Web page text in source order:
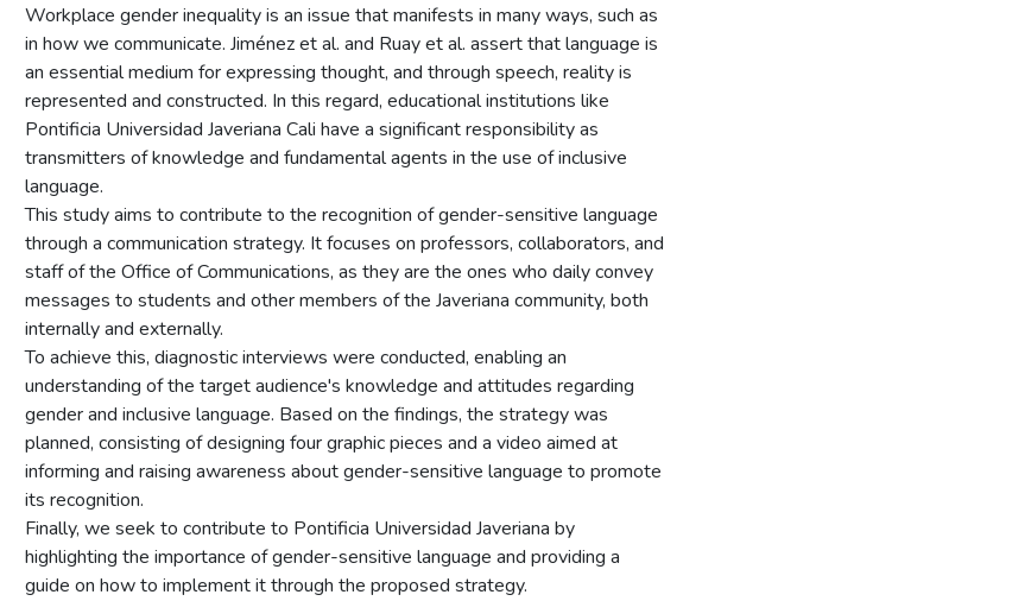
Workplace gender inequality is an issue that manifests in many ways, such as
in how we communicate. Jiménez et al. and Ruay et al. assert that language is
an essential medium for expressing thought, and through speech, reality is
represented and constructed. In this regard, educational institutions like
Pontificia Universidad Javeriana Cali have a significant responsibility as
transmitters of knowledge and fundamental agents in the use of inclusive
language.
This study aims to contribute to the recognition of gender-sensitive language
through a communication strategy. It focuses on professors, collaborators, and
staff of the Office of Communications, as they are the ones who daily convey
messages to students and other members of the Javeriana community, both
internally and externally.
To achieve this, diagnostic interviews were conducted, enabling an
understanding of the target audience's knowledge and attitudes regarding
gender and inclusive language. Based on the findings, the strategy was
planned, consisting of designing four graphic pieces and a video aimed at
informing and raising awareness about gender-sensitive language to promote
its recognition.
Finally, we seek to contribute to Pontificia Universidad Javeriana by
highlighting the importance of gender-sensitive language and providing a
guide on how to implement it through the proposed strategy.